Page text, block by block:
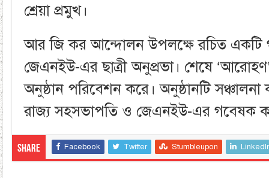
শ্রেয়া প্রমুখ।
আর জি কর আন্দোলন উপলক্ষে রচিত একটি
জেএনইউ-এর ছাত্রী অনুপ্রভা। শেষে ‘আরোহণ’
অনুষ্ঠান পরিবেশন করে। অনুষ্ঠানটি
রাজ্য সহসভাপতি ও জেএনইউ-এর গবেষক
Share Facebook Twitter Stumbleupon